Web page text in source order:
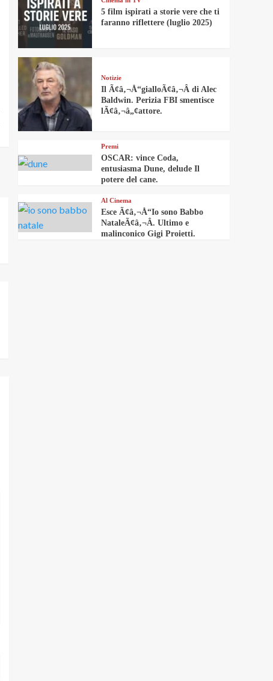
5 film ispirati a storie vere che ti
faranno riflettere (luglio 2025)
Notizie
Il Ã¢â‚¬Å“gialloÃ¢â‚¬Â di Alec
Baldwin. Perizia FBI smentisce
lÃ¢â‚¬â„¢attore.
Premi
OSCAR: vince Coda,
entusiasma Dune, delude Il
potere del cane.
Al Cinema
Esce Ã¢â‚¬Å“Io sono Babbo
NataleÃ¢â‚¬Â. Ultimo e
malinconico Gigi Proietti.